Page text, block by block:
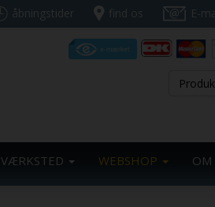
åbningstider find os E-
VÆRKSTED WEBSHOP OM